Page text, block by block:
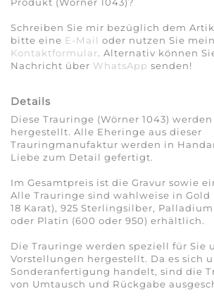
Produkt (Wörner 1043)?
Schreiben Sie mir bezüglich dem
bitte eine E-Mail oder nutzen Sie mein
Kontaktformular. Alternativ können
Nachricht über WhatsApp senden!
Details
Diese Trauringe (Wörner 1043)
hergestellt. Alle Eheringe aus dieser
Trauringmanufaktur werden in
Liebe zum Detail gefertigt.
Im Gesamtpreis ist die Gravur sowie
Alle Trauringe sind wahlweise in Gold
18 Karat), 925 Sterlingsilber,
oder Platin (600 oder 950) erhältlich.
Die Trauringe werden speziell für Sie
Vorstellungen hergestellt. Da es sich
Sonderanfertigung handelt, sind die
von Umtausch und Rückgabe